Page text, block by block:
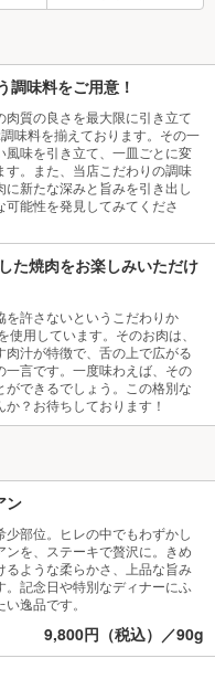
調味料をご用意！
肉質の良さを最大限に引き立て
味料を揃えております。その一
風味を引き立て、一皿ごとに変
す。また、当店こだわりの調味
新たな深みと旨みを引き出し
可能性を発見してみてくださ
た焼肉をお楽しみいただけ
を許さないというこだわりか
用しています。そのお肉は、
肉汁が特徴で、舌の上で広がる
一言です。一度味わえば、その
できるでしょう。この格別な
？お待ちしております！
ン
部位。ヒレの中でもわずかし
を、ステーキで贅沢に。きめ
るような柔らかさ、上品な旨み
記念日や特別なディナーにふ
逸品です。
9,800円（税込）／90g